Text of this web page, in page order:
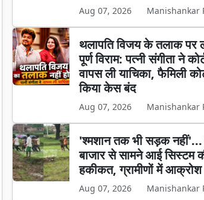
Aug 07, 2026 Manishankar
थलापति विजय के तलाक पर
पूर्ण विराम: पत्नी संगीता ने
वापस ली याचिका, फैमिली
किया केस बंद
Aug 07, 2026 Manishankar
'श्मशान तक भी सड़क नहीं'...
बाजार से सामने आई सिस्टम
हकीकत, ग्रामीणों में आक्रोश
Aug 07, 2026 Manishankar